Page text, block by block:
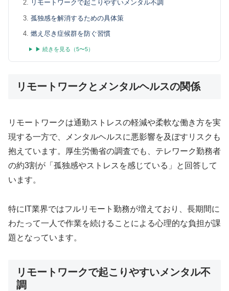
リモートワークで起こりやすいメンタル不調
孤独感を解消するための具体策
燃え尽き症候群を防ぐ習慣
▶ 続きを見る（5〜5）
リモートワークとメンタルヘルスの関係
リモートワークは通勤ストレスの軽減や柔軟な働き方を実
現する一方で、メンタルヘルスに悪影響を及ぼすリスクも
抱えています。厚生労働省の調査でも、テレワーク勤務者
の約3割が「孤独感やストレスを感じている」と回答して
います。
特にIT業界ではフルリモート勤務が増えており、長期間に
わたって一人で作業を続けることによる心理的な負担が課
題となっています。
リモートワークで起こりやすいメンタル不
調